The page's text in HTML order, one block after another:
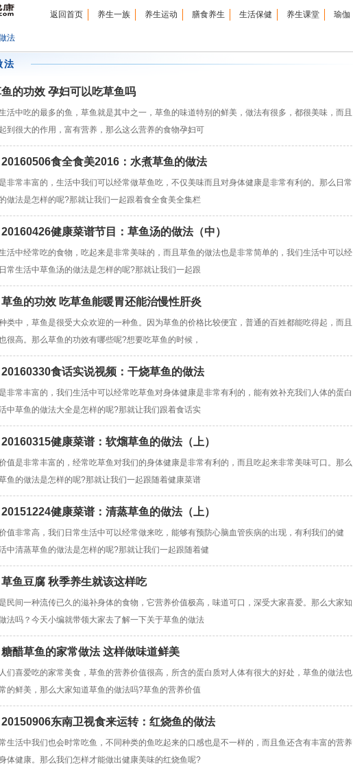
返回首页 养生一族 养生运动 膳食养生 生活保健 养生课堂 瑜伽
法
法
的功效 孕妇可以吃草鱼吗
中吃的最多的鱼，草鱼就是其中之一，草鱼的味道特别的鲜美，做法有很多，都很美味，而且
到很大的作用，富有营养，那么这么营养的食物孕妇可
20160506食全食美2016：水煮草鱼的做法
非常丰富的，生活中我们可以经常做草鱼吃，不仅美味而且对身体健康是非常有利的。那么日常
做法是怎样的呢?那就让我们一起跟着食全食美全集栏
20160426健康菜谱节目：草鱼汤的做法（中）
活中经常吃的食物，吃起来是非常美味的，而且草鱼的做法也是非常简单的，我们生活中可以经
常生活中草鱼汤的做法是怎样的呢?那就让我们一起跟
草鱼的功效 吃草鱼能暖胃还能治慢性肝炎
类中，草鱼是很受大众欢迎的一种鱼。因为草鱼的价格比较便宜，普通的百姓都能吃得起，而且
很高。那么草鱼的功效有哪些呢?想要吃草鱼的时候，
20160330食话实说视频：干烧草鱼的做法
非常丰富的，我们生活中可以经常吃草鱼对身体健康是非常有利的，能有效补充我们人体的蛋白
中草鱼的做法大全是怎样的呢?那就让我们跟着食话实
20160315健康菜谱：软熘草鱼的做法（上）
值是非常丰富的，经常吃草鱼对我们的身体健康是非常有利的，而且吃起来非常美味可口。那么
鱼的做法是怎样的呢?那就让我们一起跟随着健康菜谱
20151224健康菜谱：清蒸草鱼的做法（上）
值非常高，我们日常生活中可以经常做来吃，能够有预防心脑血管疾病的出现，有利我们的健
中清蒸草鱼的做法是怎样的呢?那就让我们一起跟随着健
草鱼豆腐 秋季养生就该这样吃
民间一种流传已久的滋补身体的食物，它营养价值极高，味道可口，深受大家喜爱。那么大家知
法吗？今天小编就带领大家去了解一下关于草鱼的做法
糖醋草鱼的家常做法 这样做味道鲜美
们喜爱吃的家常美食，草鱼的营养价值很高，所含的蛋白质对人体有很大的好处，草鱼的做法也
的鲜美，那么大家知道草鱼的做法吗?草鱼的营养价值
20150906东南卫视食来运转：红烧鱼的做法
生活中我们也会时常吃鱼，不同种类的鱼吃起来的口感也是不一样的，而且鱼还含有丰富的营养
体健康。那么我们怎样才能做出健康美味的红烧鱼呢?